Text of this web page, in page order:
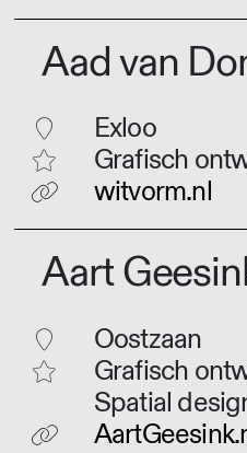
Aad van
Exloo
Grafisch
witvorm.nl
Aart
Oostzaan
Grafisch
Spatial